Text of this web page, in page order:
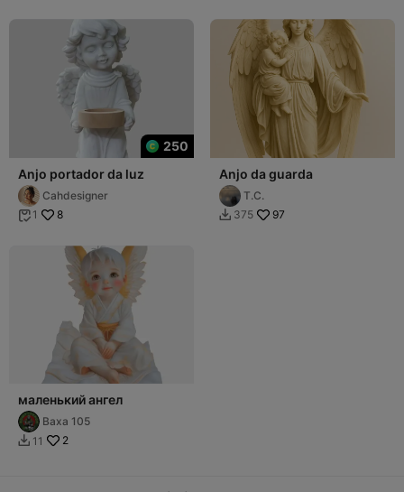
250
Anjo portador da luz
Cahdesigner
 1 8
Anjo da guarda
T.C.
 375 97
маленький ангел
Ваха 105
 11 2